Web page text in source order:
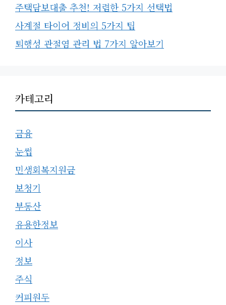
주택담보대출 추천! 저렴한 5가지 선택법
사계절 타이어 정비의 5가지 팁
퇴행성 관절염 관리 법 7가지 알아보기
카테고리
금융
눈썹
민생회복지원금
보청기
부동산
유용한정보
이사
정보
주식
커피원두